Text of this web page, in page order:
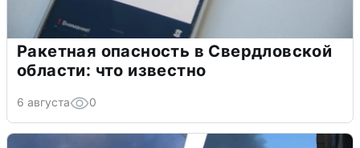
Ракетная опасность в Свердловской
области: что известно
6 августа 0